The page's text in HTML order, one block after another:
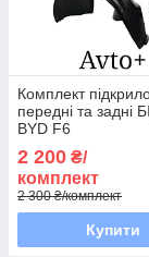
Комплект
передні та задні
BYD F6
2 200 ₴/
комплект
2 300 ₴/комплект
Купити